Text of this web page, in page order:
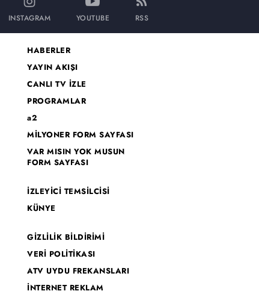
INSTAGRAM YOUTUBE RSS
HABERLER
YAYIN AKIŞI
CANLI TV İZLE
PROGRAMLAR
a2
MİLYONER FORM SAYFASI
VAR MISIN YOK MUSUN
FORM SAYFASI
İZLEYİCİ TEMSİLCİSİ
KÜNYE
GİZLİLİK BİLDİRİMİ
VERİ POLİTİKASI
ATV UYDU FREKANSLARI
İNTERNET REKLAM